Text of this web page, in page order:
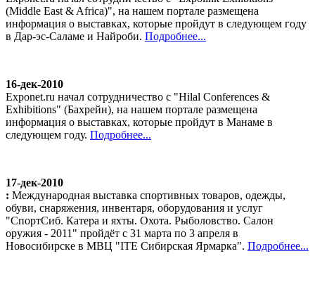
(Middle East & Africa)", на нашем портале размещена
информация о выставках, которые пройдут в следующем году
в Дар-эс-Саламе и Найроби. Подробнее...
16-дек-2010
Exponet.ru начал сотрудничество с "Hilal Conferences &
Exhibitions" (Бахрейн), на нашем портале размещена
информация о выставках, которые пройдут в Манаме в
следующем году. Подробнее...
17-дек-2010
: Международная выставка спортивных товаров, одежды,
обуви, снаряжения, инвентаря, оборудования и услуг
"СпортСиб. Катера и яхты. Охота. Рыболовство. Салон
оружия - 2011" пройдёт с 31 марта по 3 апреля в
Новосибирске в МВЦ "ITE Сибирская Ярмарка". Подробнее...